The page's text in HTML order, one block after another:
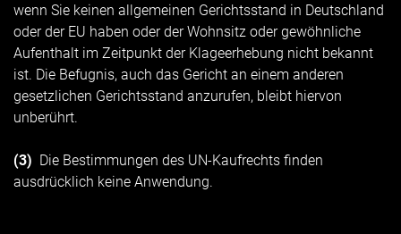
wenn Sie keinen allgemeinen Gerichtsstand in Deutschland
oder der EU haben oder der Wohnsitz oder gewöhnliche
Aufenthalt im Zeitpunkt der Klageerhebung nicht bekannt
ist. Die Befugnis, auch das Gericht an einem anderen
gesetzlichen Gerichtsstand anzurufen, bleibt hiervon
unberührt.
(3) Die Bestimmungen des UN-Kaufrechts finden
ausdrücklich keine Anwendung.